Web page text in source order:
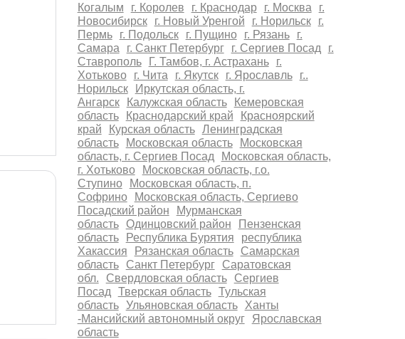
Когалым
г. Королев г. Краснодар г. Москва
г.
Новосибирск
г. Новый Уренгой г. Норильск
г.
Пермь
г. Подольск г. Пущино г. Рязань
г.
Самара
г. Санкт Петербург г. Сергиев Посад
г.
Ставрополь
Г. Тамбов, г. Астрахань
г.
Хотьково
г. Чита г. Якутск г. Ярославль
г..
Норильск
Иркутская область, г.
Ангарск
Калужская область
Кемеровская
область
Краснодарский край
Красноярский
край
Курская область
Ленинградская
область
Московская область
Московская
область, г. Сергиев Посад
Московская область,
г. Хотьково
Московская область, г.о.
Ступино
Московская область, п.
Софрино
Московская область, Сергиево
Посадский район
Мурманская
область
Одинцовский район
Пензенская
область
Республика Бурятия
республика
Хакассия
Рязанская область
Самарская
область
Санкт Петербург
Саратовская
обл.
Свердловская область
Сергиев
Посад
Тверская область
Тульская
область
Ульяновская область
Ханты
-Мансийский автономный округ
Ярославская
область